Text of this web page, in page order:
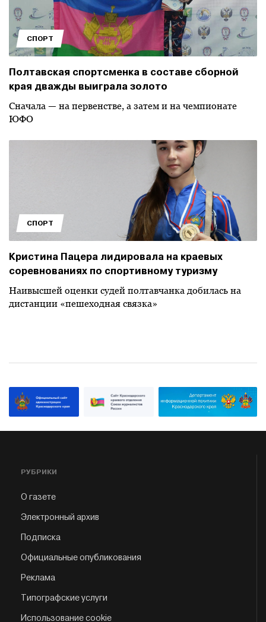
СПОРТ
Полтавская спортсменка в составе сборной
края дважды выиграла золото
Сначала — на первенстве, а затем и на чемпионате
ЮФО
СПОРТ
Кристина Пацера лидировала на краевых
соревнованиях по спортивному туризму
Наивысшей оценки судей полтавчанка добилась на
дистанции «пешеходная связка»
РУБРИКИ
О газете
Электронный архив
Подписка
Официальные опубликования
Реклама
Типографские услуги
Использование cookie